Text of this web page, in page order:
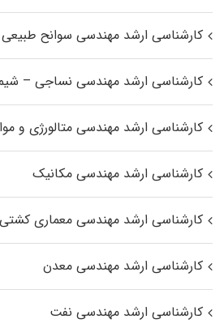
کارشناسی ارشد مهندسی سوانح طبیعی
کارشناسی ارشد مهندسی نساجی –
کارشناسی ارشد مهندسی متالورژی و
کارشناسی ارشد مهندسی مکانیک
کارشناسی ارشد مهندسی معماری کشتی
کارشناسی ارشد مهندسی معدن
کارشناسی ارشد مهندسی نفت